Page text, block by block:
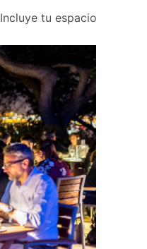
Incluye tu espacio